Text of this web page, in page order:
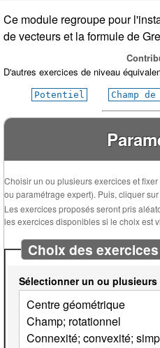
Ce module regroupe pour
de vecteurs et la formule de
D'autres exercices de niveau
Potentiel Champ
Choisir un ou plusieurs exercices et
ou paramétrage expert). Puis, cliquer sur
Les exercices proposés seront pris
les exercices disponibles si le choix est
Choix des exercices
Sélectionner un ou plusieurs